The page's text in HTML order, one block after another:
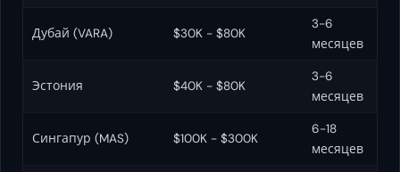
Дубай (VARA) $30K - $80K
3-6
месяцев
Эстония $40K - $80K
3-6
месяцев
Сингапур (MAS) $100K - $300K
6-18
месяцев